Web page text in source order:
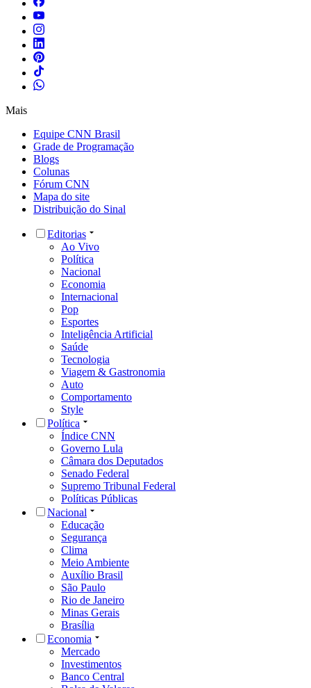
Mais
Equipe CNN Brasil
Grade de Programação
Blogs
Colunas
Fórum CNN
Mapa do site
Distribuição do Sinal
Editorias
Ao Vivo
Política
Nacional
Economia
Internacional
Pop
Esportes
Inteligência Artificial
Saúde
Tecnologia
Viagem & Gastronomia
Auto
Comportamento
Style
Política
Índice CNN
Governo Lula
Câmara dos Deputados
Senado Federal
Supremo Tribunal Federal
Políticas Públicas
Nacional
Educação
Segurança
Clima
Meio Ambiente
Auxílio Brasil
São Paulo
Rio de Janeiro
Minas Gerais
Brasília
Economia
Mercado
Investimentos
Banco Central